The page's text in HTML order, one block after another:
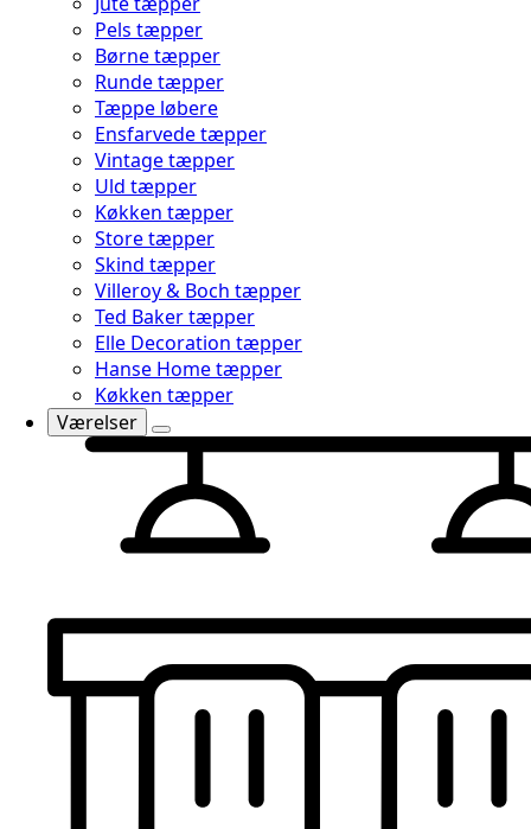
Pels tæpper
Børne tæpper
Runde tæpper
Tæppe løbere
Ensfarvede tæpper
Vintage tæpper
Uld tæpper
Køkken tæpper
Store tæpper
Skind tæpper
Villeroy & Boch tæpper
Ted Baker tæpper
Elle Decoration tæpper
Hanse Home tæpper
Køkken tæpper
Værelser